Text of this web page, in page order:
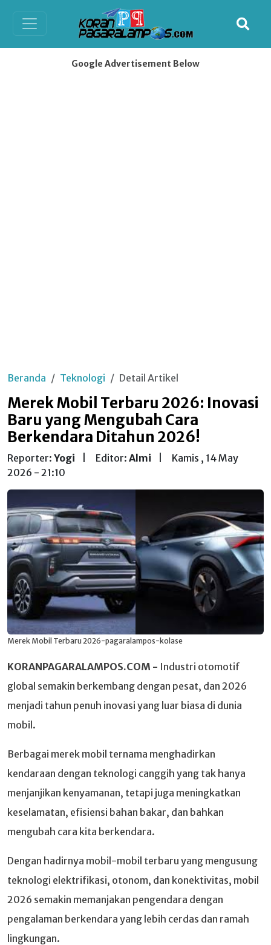
Google Advertisement Below
Beranda Teknologi Detail Artikel
Merek Mobil Terbaru 2026: Inovasi
Baru yang Mengubah Cara
Berkendara Ditahun 2026!
Reporter: Yogi Editor: Almi
Kamis , 14 May
2026 - 21:10
Merek Mobil Terbaru 2026-pagaralampos-kolase
KORANPAGARALAMPOS.COM - Industri otomotif
global semakin berkembang dengan pesat, dan 2026
menjadi tahun penuh inovasi yang luar biasa di dunia
mobil.
Berbagai merek mobil ternama menghadirkan
kendaraan dengan teknologi canggih yang tak hanya
menjanjikan kenyamanan, tetapi juga meningkatkan
keselamatan, efisiensi bahan bakar, dan bahkan
mengubah cara kita berkendara.
Dengan hadirnya mobil-mobil terbaru yang mengusung
teknologi elektrifikasi, otonom, dan konektivitas, mobil
2026 semakin memanjakan pengendara dengan
pengalaman berkendara yang lebih cerdas dan ramah
lingkungan.